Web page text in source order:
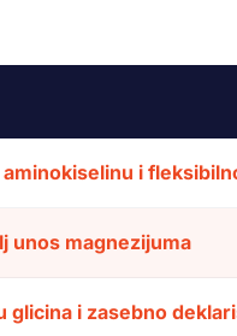
i
unos magnezijuma
glicina i zasebno